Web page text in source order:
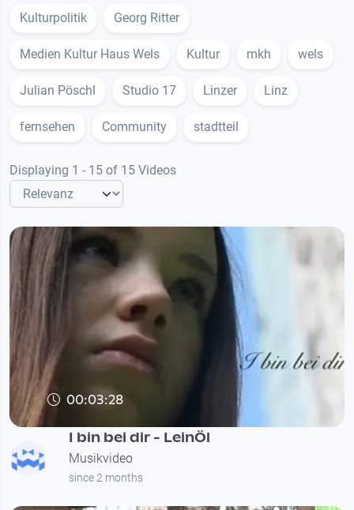
Kulturpolitik Georg Ritter
Medien Kultur Haus Wels Kultur mkh wels
Julian Pöschl Studio 17 Linzer Linz
fernsehen Community stadtteil
Displaying 1 - 15 of 15 Videos
00:03:28
I bin bei dir - LeinÖl
Musikvideo
since 2 months